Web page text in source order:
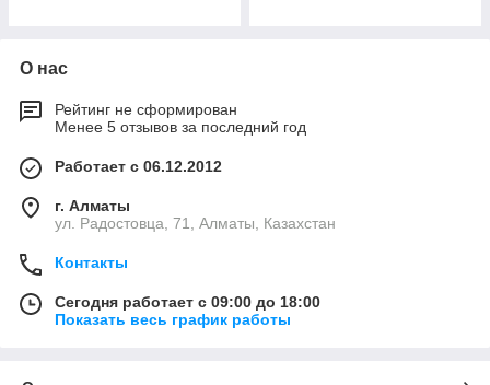
О нас
Рейтинг не сформирован
Менее 5 отзывов за последний год
Работает с 06.12.2012
г. Алматы
ул. Радостовца, 71, Алматы, Казахстан
Контакты
Сегодня работает с 09:00 до 18:00
Показать весь график работы